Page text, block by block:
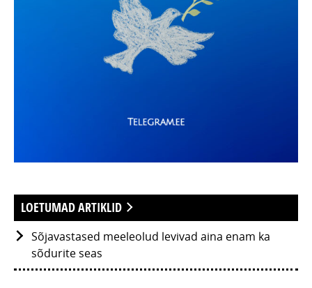
LOETUMAD ARTIKLID
Sõjavastased meeleolud levivad aina enam ka
sõdurite seas